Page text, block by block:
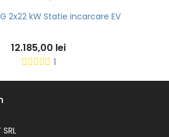
2x22 kW Statie incarcare EV
12.185,00 lei
1
SRL